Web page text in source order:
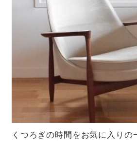
くつろぎの時間をお気に入りの